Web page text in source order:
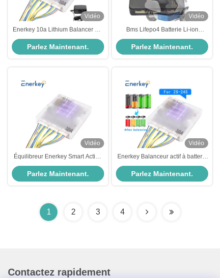
Vidéo
Enerkey 10a Lithium Balancer 2s-
24s Lifepo4 Smart Active Balancer
Pour une batterie de 48V
Parlez Maintenant.
Vidéo
Bms Lifepo4 Batterie Li-ion
équilibreur actif 10A 4S - 24S
Batterie équilibreur actif
Parlez Maintenant.
Vidéo
Équilibreur Enerkey Smart Active
Balance 10a 24s Li-ion Lifepo4
pour le stockage commercial
d'énergie
Parlez Maintenant.
Vidéo
Enerkey Balanceur actif à batterie
10a 2 à 24s Équilibreur intelligent
au lithium 10a Pour vélo
électrique
Parlez Maintenant.
1 2 3 4
Contactez rapidement